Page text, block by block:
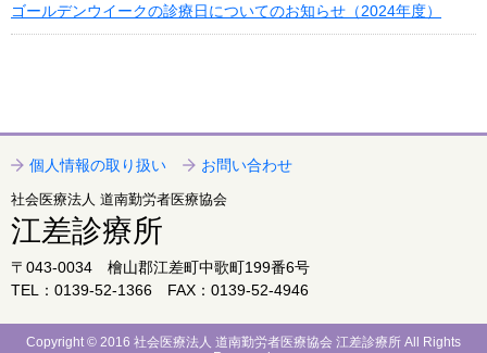
ゴールデンウイークの診療日についてのお知らせ（2024年度）
個人情報の取り扱い お問い合わせ
社会医療法人 道南勤労者医療協会
江差診療所
〒043-0034 檜山郡江差町中歌町199番6号
TEL：0139-52-1366 FAX：0139-52-4946
Copyright © 2016 社会医療法人 道南勤労者医療協会 江差診療所 All Rights